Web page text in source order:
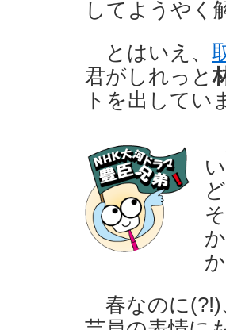
してようやく
とはいえ、
君がしれっと
トを出してい
春なのに(?!)